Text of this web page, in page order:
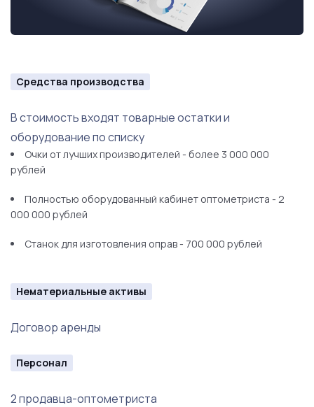
Средства производства
В стоимость входят товарные остатки и
оборудование по списку
Очки от лучших производителей - более 3 000 000
рублей
Полностью оборудованный кабинет оптометриста - 2
000 000 рублей
Станок для изготовления оправ - 700 000 рублей
Нематериальные активы
Договор аренды
Персонал
2 продавца-оптометриста